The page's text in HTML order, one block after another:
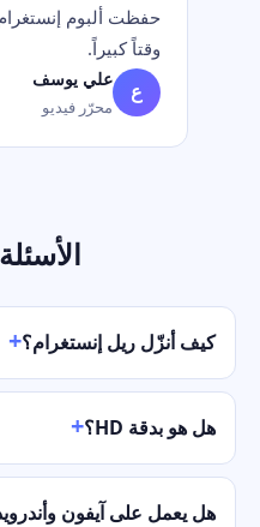
حفظت ألبوم
وقتاً كبيراً.
ع علي يوسف
محرّر فيديو
كيف أنزّل ريل إنستغرام؟
هل هو بدقة HD؟
هل يعمل على آيفون